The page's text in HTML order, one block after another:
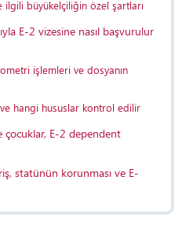
ilgili büyükelçiliğin özel şartları
E-2 vizesine nasıl başvurulur
işlemleri ve dosyanın
hangi hususlar kontrol edilir
çocuklar, E-2 dependent
statünün korunması ve E-